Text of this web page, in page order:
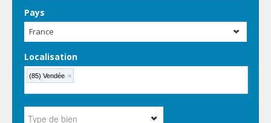
Pays
France
Localisation
(85) Vendée ×